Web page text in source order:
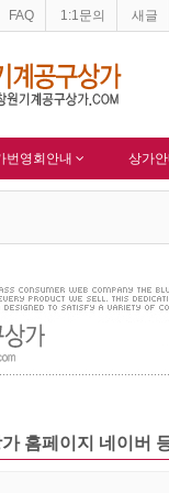
FAQ 1:1문의 새글
알림 한국종합산업(주) 회원님
번영회안내 상가안
홈페이지 네이버